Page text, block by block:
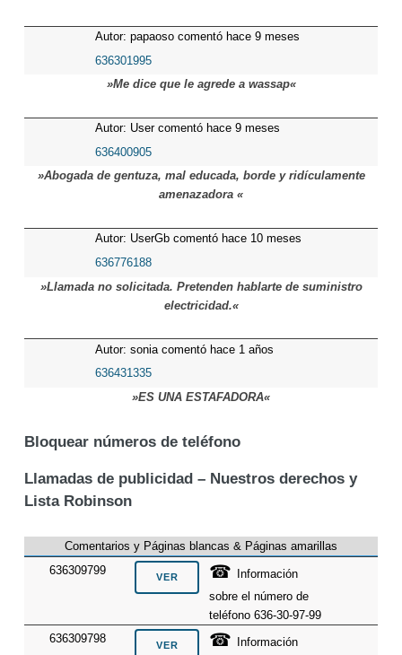
Autor: papaoso comentó hace 9 meses
636301995
»Me dice que le agrede a wassap«
Autor: User comentó hace 9 meses
636400905
»Abogada de gentuza, mal educada, borde y ridículamente
amenazadora «
Autor: UserGb comentó hace 10 meses
636776188
»Llamada no solicitada. Pretenden hablarte de suministro
electricidad.«
Autor: sonia comentó hace 1 años
636431335
»ES UNA ESTAFADORA«
Bloquear números de teléfono
Llamadas de publicidad – Nuestros derechos y
Lista Robinson
Comentarios y Páginas blancas & Páginas amarillas
636309799
☎
Información
sobre el número de
teléfono 636-30-97-99
636309798
☎
Información